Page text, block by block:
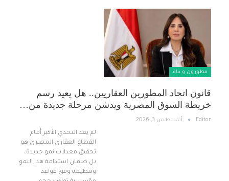
مطورون و بناة
قانون اتحاد المطورين العقاريين.. هل يعيد رسم
خريطة السوق المصرية ويدشن مرحلة جديدة من…
Editor أغسطس 3, 2026
لم يعد التحدي الأكبر أمام
القطاع العقاري المصري هو
تحقيق معدلات نمو جديدة،
بل ضمان استدامة هذا النمو
وتنظيمه وفق قواعد